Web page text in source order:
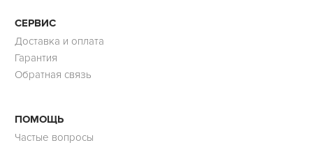
СЕРВИС
Доставка и оплата
Гарантия
Обратная связь
ПОМОЩЬ
Частые вопросы